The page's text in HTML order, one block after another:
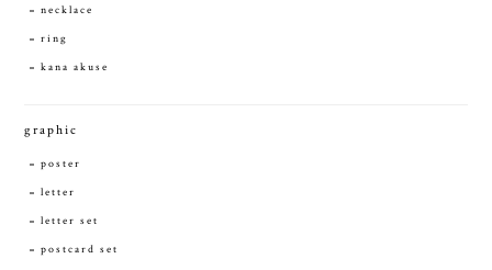
necklace
ring
kana akuse
graphic
poster
letter
letter set
postcard set